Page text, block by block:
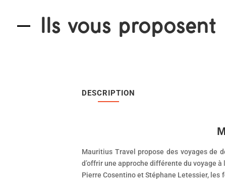
Ils vous proposent
DESCRIPTION
Mauritius Travel propose des voyages de
d’offrir une approche différente du voyage à
Pierre Cosentino et Stéphane Letessier,